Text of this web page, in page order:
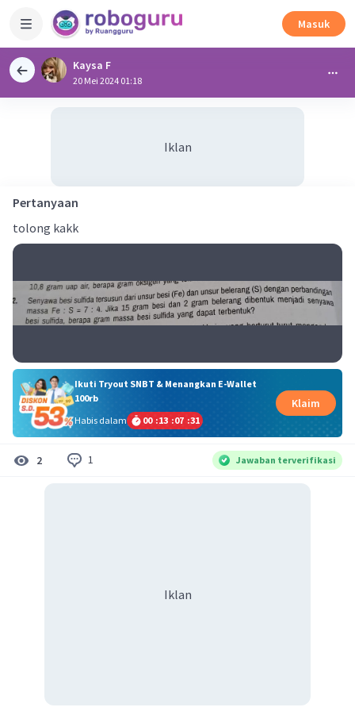
Masuk
Kaysa F
20 Mei 2024 01:18
Iklan
Pertanyaan
tolong kakk
Ikuti Tryout SNBT & Menangkan E-Wallet
100rb
Habis dalam
00 :13 :07 :31
Klaim
2 1 Jawaban terverifikasi
Iklan